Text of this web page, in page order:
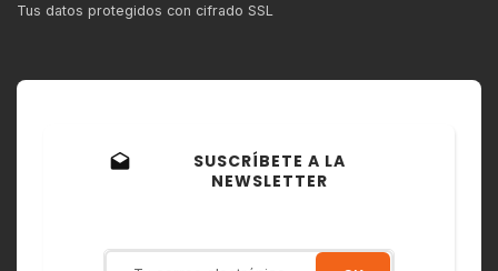
Tus datos protegidos con cifrado SSL
drafts
SUSCRÍBETE A LA
NEWSLETTER